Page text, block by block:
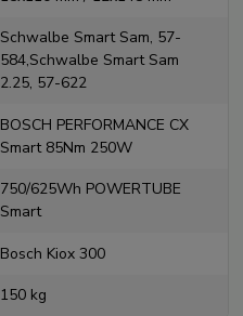
Schwalbe Smart Sam, 57-
584,Schwalbe Smart Sam
2.25, 57-622
BOSCH PERFORMANCE CX
Smart 85Nm 250W
750/625Wh POWERTUBE
Smart
Bosch Kiox 300
150 kg